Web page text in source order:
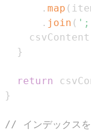
. map (
. join (
    csvContent
}
return
}
// インデックス